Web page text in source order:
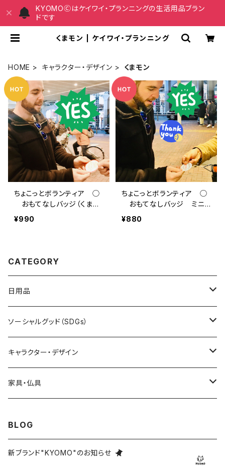
KYOMOⒸはケイワイ・プランニングの生活用品ブラン
ドです
くまモン | ケイワイ・プランニング
HOME キャラクター・デザイン くまモン
ちょこっとボランティア ◯
おもてなしバッジ（くまモ
ン）2枚セット
¥990
ちょこっとボランティア ◯
おもてなしバッジ ミニ
（くまモン）2枚セット
¥880
CATEGORY
日用品
キッチン
フィングー
衛生
旅行
ソーシャルグッド（SDGs）
コミュニケーション
その他
リユース
キャラクター・デザイン
クラミサヨ
カレンダー
家具・仏具
BLOG
新ブランド"KYOMO"のお知らせ